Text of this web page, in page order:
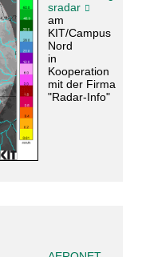
sradar
am
KIT/Campus
Nord
in
Kooperation
mit der Firma
"Radar-Info"